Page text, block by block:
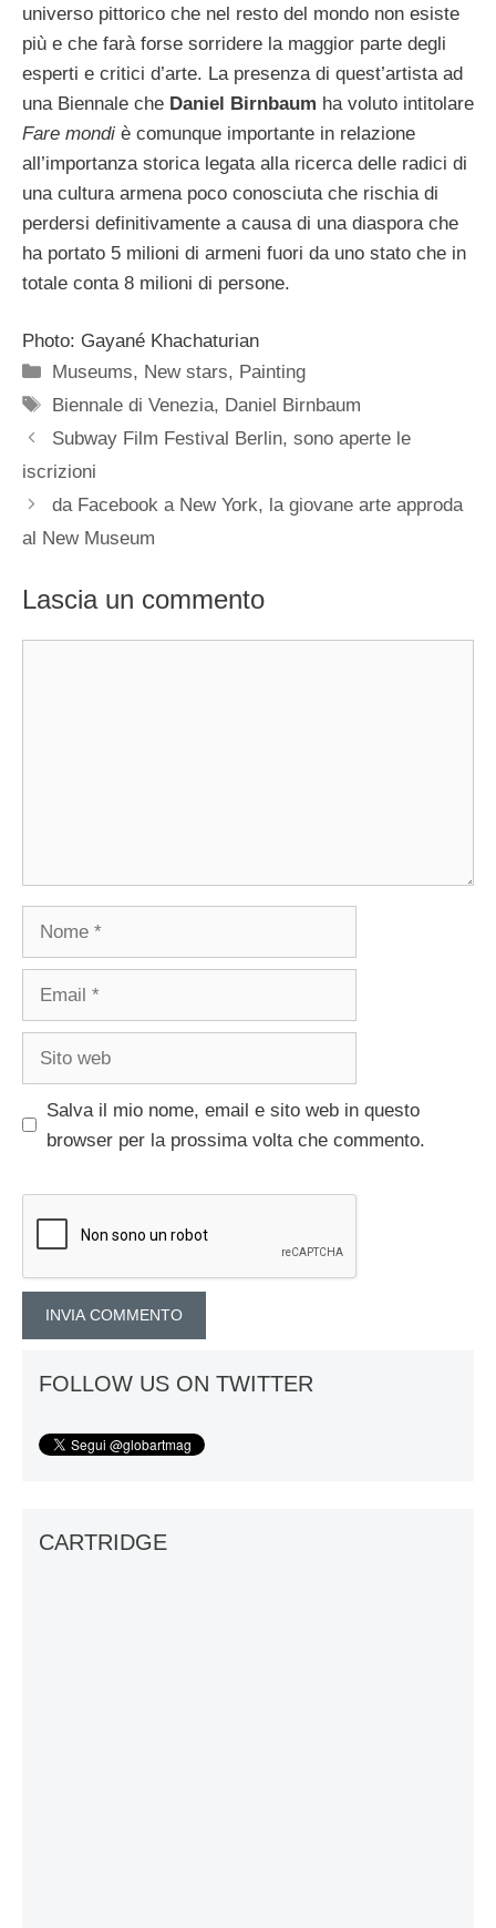
universo pittorico che nel resto del mondo non esiste
più e che farà forse sorridere la maggior parte degli
esperti e critici d’arte. La presenza di quest’artista ad
una Biennale che Daniel Birnbaum ha voluto intitolare
Fare mondi è comunque importante in relazione
all’importanza storica legata alla ricerca delle radici di
una cultura armena poco conosciuta che rischia di
perdersi definitivamente a causa di una diaspora che
ha portato 5 milioni di armeni fuori da uno stato che in
totale conta 8 milioni di persone.
Photo: Gayané Khachaturian
Categorie
Museums, New stars, Painting
Tag
Biennale di Venezia, Daniel Birnbaum
Subway Film Festival Berlin, sono aperte le
iscrizioni
da Facebook a New York, la giovane arte approda
al New Museum
Lascia un commento
Nome
Email
Sito
Salva il mio nome, email e sito web in questo
browser per la prossima volta che commento.
FOLLOW US ON TWITTER
CARTRIDGE